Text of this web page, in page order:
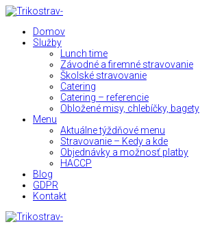
Domov
Služby
Lunch time
Závodné a firemné stravovanie
Školské stravovanie
Catering
Catering – referencie
Obložené misy, chlebíčky, bagety
Menu
Aktuálne týždňové menu
Stravovanie – Kedy a kde
Objednávky a možnosť platby
HACCP
Blog
GDPR
Kontakt